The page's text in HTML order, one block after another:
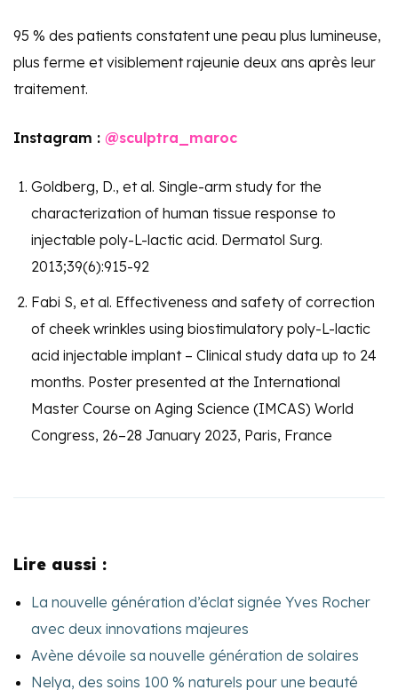
95 % des patients constatent une peau plus lumineuse,
plus ferme et visiblement rajeunie deux ans après leur
traitement.
Instagram : @sculptra_maroc
Goldberg, D., et al. Single-arm study for the
characterization of human tissue response to
injectable poly-L-lactic acid. Dermatol Surg.
2013;39(6):915-92
Fabi S, et al. Effectiveness and safety of correction
of cheek wrinkles using biostimulatory poly-L-lactic
acid injectable implant – Clinical study data up to 24
months. Poster presented at the International
Master Course on Aging Science (IMCAS) World
Congress, 26–28 January 2023, Paris, France
Lire aussi :
La nouvelle génération d’éclat signée Yves Rocher
avec deux innovations majeures
Avène dévoile sa nouvelle génération de solaires
Nelya, des soins 100 % naturels pour une beauté